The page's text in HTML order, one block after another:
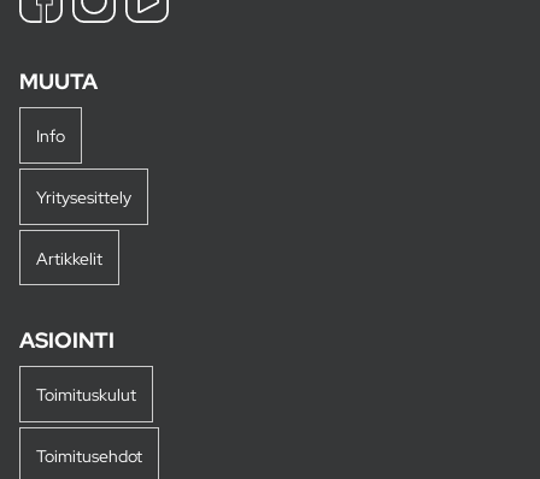
MUUTA
Info
Yritysesittely
Artikkelit
ASIOINTI
Toimituskulut
Toimitusehdot